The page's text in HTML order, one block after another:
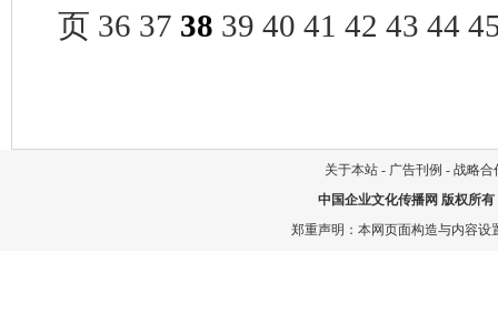
页 36 37 38 39 40 41 42 43 44
关于本站 - 广告刊例 - 战略合
中国企业文化传播网 版权所有
郑重声明：本网页面构造与内容